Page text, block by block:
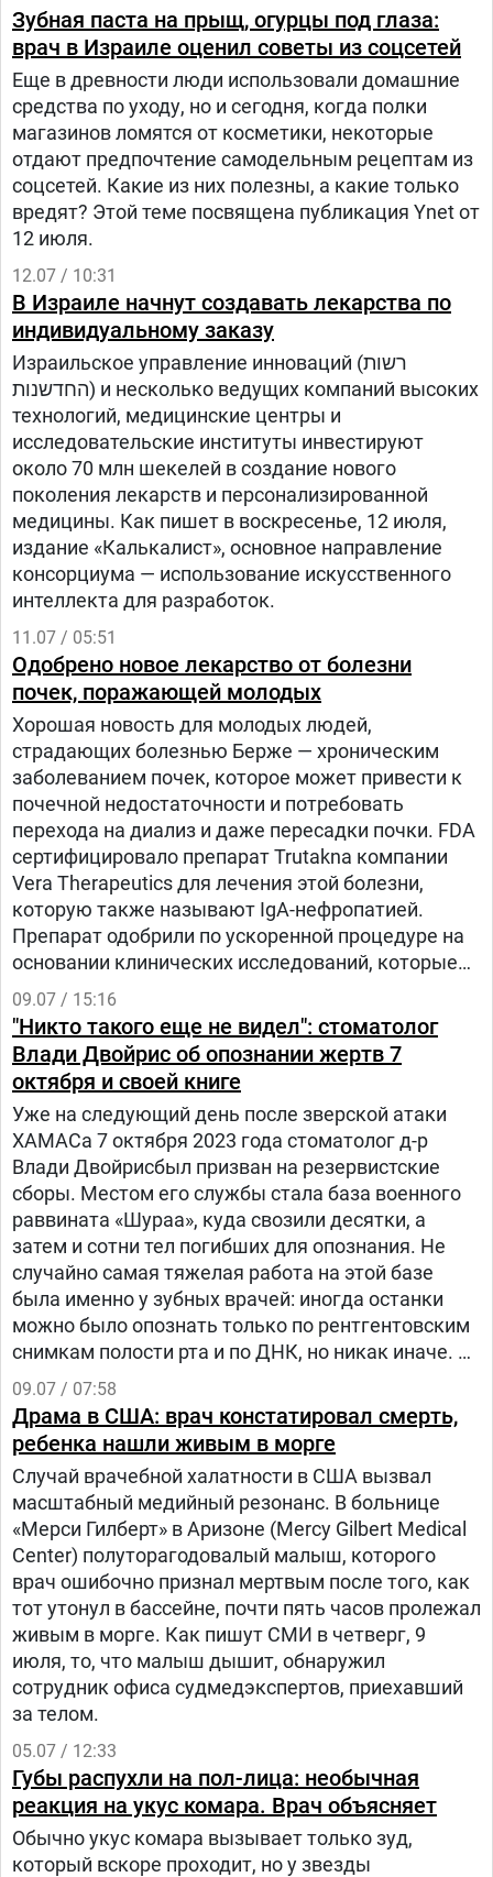
Зубная паста на прыщ, огурцы под глаза:
врач в Израиле оценил советы из соцсетей
Еще в древности люди использовали домашние
средства по уходу, но и сегодня, когда полки
магазинов ломятся от косметики, некоторые
отдают предпочтение самодельным рецептам из
соцсетей. Какие из них полезны, а какие только
вредят? Этой теме посвящена публикация Ynet от
12 июля.
12.07 / 10:31
В Израиле начнут создавать лекарства по
индивидуальному заказу
Израильское управление инноваций (רשות
החדשנות) и несколько ведущих компаний высоких
технологий, медицинские центры и
исследовательские институты инвестируют
около 70 млн шекелей в создание нового
поколения лекарств и персонализированной
медицины. Как пишет в воскресенье, 12 июля,
издание «Калькалист», основное направление
консорциума — использование искусственного
интеллекта для разработок.
11.07 / 05:51
Одобрено новое лекарство от болезни
почек, поражающей молодых
Хорошая новость для молодых людей,
страдающих болезнью Берже — хроническим
заболеванием почек, которое может привести к
почечной недостаточности и потребовать
перехода на диализ и даже пересадки почки. FDA
сертифицировало препарат Trutakna компании
Vera Therapeutics для лечения этой болезни,
которую также называют IgA-нефропатией.
Препарат одобрили по ускоренной процедуре на
основании клинических исследований, которые
показали улучшение одного из ключевых
показателей болезни.
09.07 / 15:16
"Никто такого еще не видел": стоматолог
Влади Двойрис об опознании жертв 7
октября и своей книге
Уже на следующий день после зверской атаки
ХАМАСа 7 октября 2023 года стоматолог д-р
Влади Двойрисбыл призван на резервистские
сборы. Местом его службы стала база военного
раввината «Шураа», куда свозили десятки, а
затем и сотни тел погибших для опознания. Не
случайно самая тяжелая работа на этой базе
была именно у зубных врачей: иногда останки
можно было опознать только по рентгентовским
снимкам полости рта и по ДНК, но никак иначе. В
студии «Вестей» д-р Двойрис впервые откровенно
рассказал подробности. Он написал об этом книгу
на иврите, которую сейчас переводят на
английский язык, чтобы она стала доступной во
всем мире.
09.07 / 07:58
Драма в США: врач констатировал смерть,
ребенка нашли живым в морге
Случай врачебной халатности в США вызвал
масштабный медийный резонанс. В больнице
«Мерси Гилберт» в Аризоне (Mercy Gilbert Medical
Center) полуторагодовалый малыш, которого
врач ошибочно признал мертвым после того, как
тот утонул в бассейне, почти пять часов пролежал
живым в морге. Как пишут СМИ в четверг, 9
июля, то, что малыш дышит, обнаружил
сотрудник офиса судмедэкспертов, приехавший
за телом.
05.07 / 12:33
Губы распухли на пол-лица: необычная
реакция на укус комара. Врач объясняет
Обычно укус комара вызывает только зуд,
который вскоре проходит, но у звезды